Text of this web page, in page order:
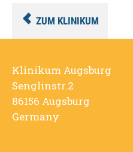
ZUM KLINIKUM
Klinikum Augsburg
Senglinstr.2
86156 Augsburg
Germany